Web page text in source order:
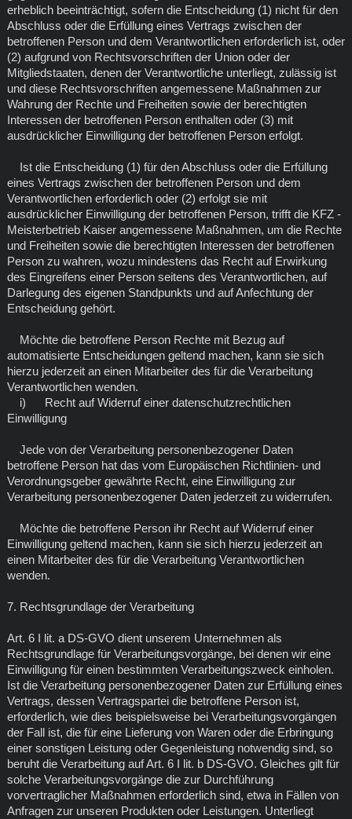
erheblich beeinträchtigt, sofern die Entscheidung (1) nicht für den
Abschluss oder die Erfüllung eines Vertrags zwischen der
betroffenen Person und dem Verantwortlichen erforderlich ist, oder
(2) aufgrund von Rechtsvorschriften der Union oder der
Mitgliedstaaten, denen der Verantwortliche unterliegt, zulässig ist
und diese Rechtsvorschriften angemessene Maßnahmen zur
Wahrung der Rechte und Freiheiten sowie der berechtigten
Interessen der betroffenen Person enthalten oder (3) mit
ausdrücklicher Einwilligung der betroffenen Person erfolgt.
Ist die Entscheidung (1) für den Abschluss oder die Erfüllung
eines Vertrags zwischen der betroffenen Person und dem
Verantwortlichen erforderlich oder (2) erfolgt sie mit
ausdrücklicher Einwilligung der betroffenen Person, trifft die KFZ -
Meisterbetrieb Kaiser angemessene Maßnahmen, um die Rechte
und Freiheiten sowie die berechtigten Interessen der betroffenen
Person zu wahren, wozu mindestens das Recht auf Erwirkung
des Eingreifens einer Person seitens des Verantwortlichen, auf
Darlegung des eigenen Standpunkts und auf Anfechtung der
Entscheidung gehört.
Möchte die betroffene Person Rechte mit Bezug auf
automatisierte Entscheidungen geltend machen, kann sie sich
hierzu jederzeit an einen Mitarbeiter des für die Verarbeitung
Verantwortlichen wenden.
i) Recht auf Widerruf einer datenschutzrechtlichen
Einwilligung
Jede von der Verarbeitung personenbezogener Daten
betroffene Person hat das vom Europäischen Richtlinien- und
Verordnungsgeber gewährte Recht, eine Einwilligung zur
Verarbeitung personenbezogener Daten jederzeit zu widerrufen.
Möchte die betroffene Person ihr Recht auf Widerruf einer
Einwilligung geltend machen, kann sie sich hierzu jederzeit an
einen Mitarbeiter des für die Verarbeitung Verantwortlichen
wenden.
7. Rechtsgrundlage der Verarbeitung
Art. 6 I lit. a DS-GVO dient unserem Unternehmen als
Rechtsgrundlage für Verarbeitungsvorgänge, bei denen wir eine
Einwilligung für einen bestimmten Verarbeitungszweck einholen.
Ist die Verarbeitung personenbezogener Daten zur Erfüllung eines
Vertrags, dessen Vertragspartei die betroffene Person ist,
erforderlich, wie dies beispielsweise bei Verarbeitungsvorgängen
der Fall ist, die für eine Lieferung von Waren oder die Erbringung
einer sonstigen Leistung oder Gegenleistung notwendig sind, so
beruht die Verarbeitung auf Art. 6 I lit. b DS-GVO. Gleiches gilt für
solche Verarbeitungsvorgänge die zur Durchführung
vorvertraglicher Maßnahmen erforderlich sind, etwa in Fällen von
Anfragen zur unseren Produkten oder Leistungen. Unterliegt